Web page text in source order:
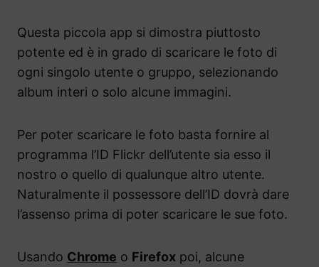
Questa piccola app si dimostra piuttosto
potente ed è in grado di scaricare le foto di
ogni singolo utente o gruppo, selezionando
album interi o solo alcune immagini.
Per poter scaricare le foto basta fornire al
programma l’ID Flickr dell’utente sia esso il
nostro o quello di qualunque altro utente.
Naturalmente il possessore dell’ID dovrà dare
l’assenso prima di poter scaricare le sue foto.
Usando Chrome o Firefox poi, alcune